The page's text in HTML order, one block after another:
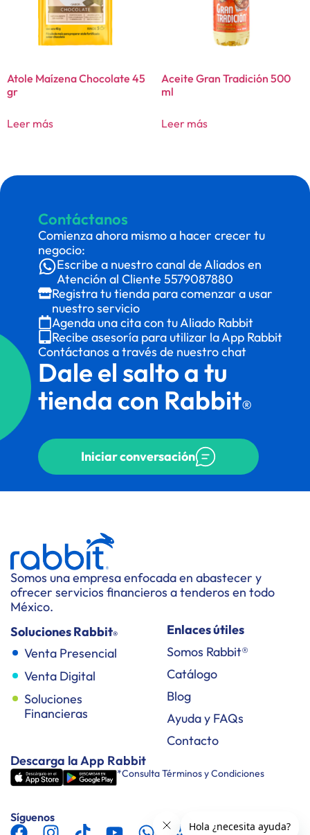
Atole Maízena Chocolate 45
gr
Leer más
Aceite Gran Tradición 500
ml
Leer más
Contáctanos
Comienza ahora mismo a hacer crecer tu
negocio:
Escribe a nuestro canal de Aliados en
Atención al Cliente 5579087880
Registra tu tienda para comenzar a usar
nuestro servicio
Agenda una cita con tu Aliado Rabbit
Recibe asesoría para utilizar la App Rabbit
Contáctanos a través de nuestro chat
Dale el salto a tu
tienda con Rabbit®
Iniciar conversación
Somos una empresa enfocada en abastecer y
ofrecer servicios financieros a tenderos en todo
México.
Soluciones Rabbit®
Venta Presencial
Venta Digital
Soluciones
Financieras
Enlaces útiles
Somos Rabbit®
Catálogo
Blog
Ayuda y FAQs
Contacto
Descarga la App Rabbit
*Consulta Términos y Condiciones
Síguenos